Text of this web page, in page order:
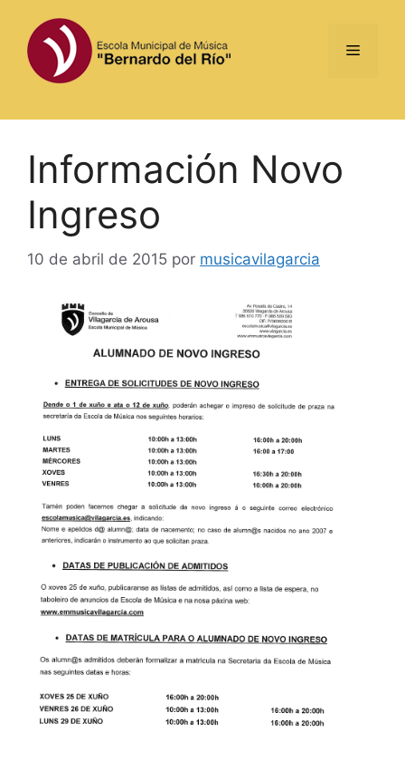
contenido
Menú
Información Novo
Ingreso
10 de abril de 2015 por musicavilagarcia